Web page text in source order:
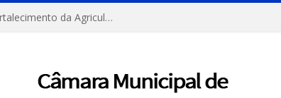
Convite: Encontro da APAIGAL: Diálogo e Fortalecimento da Agricultura Familiar